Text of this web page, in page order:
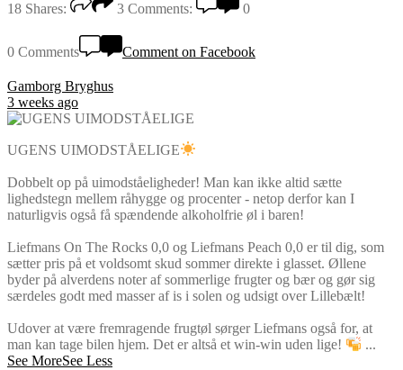
18 Shares: 3 Comments: 0
0 Comments Comment on Facebook
Gamborg Bryghus
3 weeks ago
UGENS UIMODSTÅELIGE
Dobbelt op på uimodståeligheder! Man kan ikke altid sætte
lighedstegn mellem råhygge og procenter - netop derfor kan I
naturligvis også få spændende alkoholfrie øl i baren!
Liefmans On The Rocks 0,0 og Liefmans Peach 0,0 er til dig, som
sætter pris på et voldsomt skud sommer direkte i glasset. Øllene
byder på alverdens noter af sommerlige frugter og bær og gør sig
særdeles godt med masser af is i solen og udsigt over Lillebælt!
Udover at være fremragende frugtøl sørger Liefmans også for, at
man kan tage bilen hjem. Det er altså et win-win uden lige!
...
See MoreSee Less